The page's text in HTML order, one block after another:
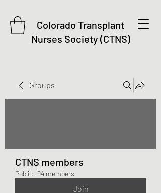
Colorado Transplant
Nurses Society (CTNS)
Groups
CTNS members
Public · 94 members
Join